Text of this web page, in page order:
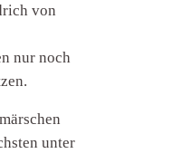
von
nur noch
unter